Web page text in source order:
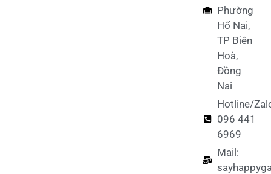
Phường
Hố Nai,
TP Biên
Hoà,
Đồng
Nai
Hotline/
096 441
6969
Mail: